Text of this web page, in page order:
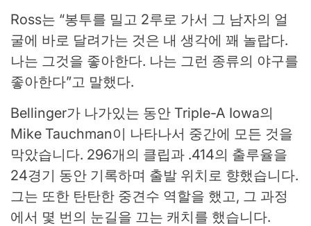
Ross는 “봉투를 밀고 2루로 가서 그 남자의 얼
굴에 바로 달려가는 것은 내 생각에 꽤 놀랍다.
나는 그것을 좋아한다. 나는 그런 종류의 야구를
좋아한다”고 말했다.
Bellinger가 나가있는 동안 Triple-A Iowa의
Mike Tauchman이 나타나서 중간에 모든 것을
막았습니다. 296개의 클립과 .414의 출루율을
24경기 동안 기록하며 출발 위치로 향했습니다.
그는 또한 탄탄한 중견수 역할을 했고, 그 과정
에서 몇 번의 눈길을 끄는 캐치를 했습니다.